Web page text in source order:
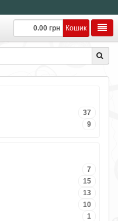
0.00 грн Кошик
37
9
7
15
13
10
1